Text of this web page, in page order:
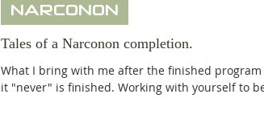
Tales of a Narconon completion.
What I bring with me after the finished
it "never" is finished. Working with yourself to
NARCONON